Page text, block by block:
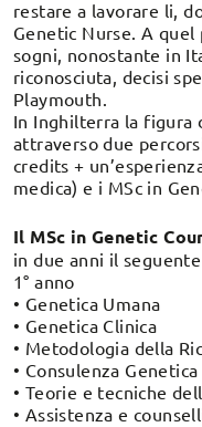
restare a lavorare li,
Genetic Nurse. A
sogni, nonostante in
riconosciuta, decisi
Playmouth.
In Inghilterra la figura
attraverso due
credits +
medica) e i MSc in
Il MSc in Genetic
in due anni il
1° anno
• Genetica Umana
• Genetica Clinica
• Metodologia della
• Consulenza Genetica
• Teorie e tecniche
• Assistenza e